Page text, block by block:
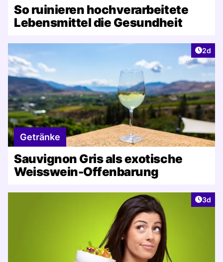
So ruinieren hochverarbeitete
Lebensmittel die Gesundheit
2d
Getränke
Sauvignon Gris als exotische
Weisswein-Offenbarung
3d